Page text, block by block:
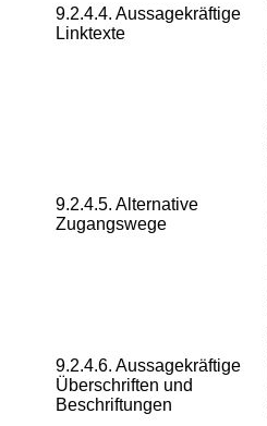
9.2.4.4. Aussagekräftige
Linktexte
9.2.4.5. Alternative
Zugangswege
9.2.4.6. Aussagekräftige
Überschriften und
Beschriftungen